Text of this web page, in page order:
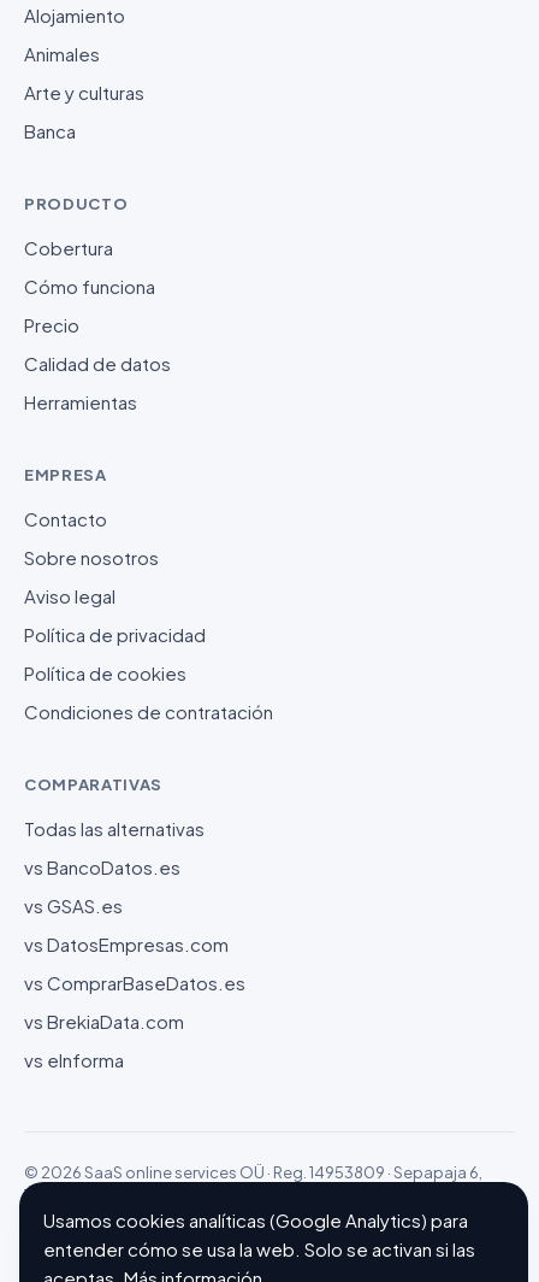
Alojamiento
Animales
Arte y culturas
Banca
PRODUCTO
Cobertura
Cómo funciona
Precio
Calidad de datos
Herramientas
EMPRESA
Contacto
Sobre nosotros
Aviso legal
Política de privacidad
Política de cookies
Condiciones de contratación
COMPARATIVAS
Todas las alternativas
vs BancoDatos.es
vs GSAS.es
vs DatosEmpresas.com
vs ComprarBaseDatos.es
vs BrekiaData.com
vs eInforma
© 2026 SaaS online services OÜ · Reg. 14953809 · Sepapaja 6,
15551 Tallinn (Estonia)
Configurar cookiesHecho con ❤ en Barcelona
Usamos cookies analíticas (Google Analytics) para
entender cómo se usa la web. Solo se activan si las